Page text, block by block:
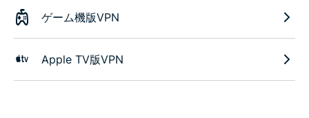
ゲーム機版VPN
Apple TV版VPN